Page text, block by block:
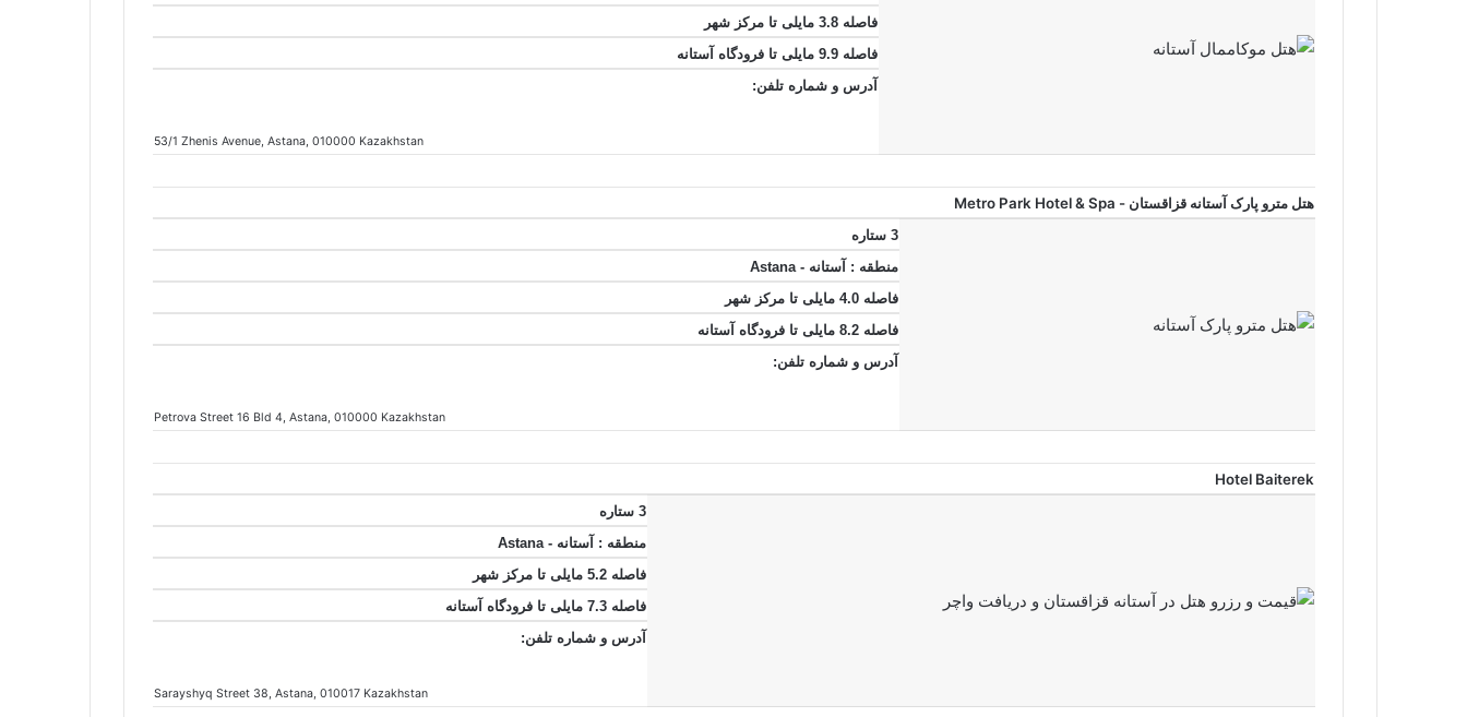
فاصله 3.8 مایلی تا مرکز شهر
فاصله 9.9 مایلی تا فرودگاه آستانه
آدرس و شماره تلفن:
53/1 Zhenis Avenue, Astana, 010000 Kazakhstan
هتل مترو پارک آستانه قزاقستان - Metro Park Hotel & Spa
3 ستاره
منطقه : آستانه - Astana
فاصله 4.0 مایلی تا مرکز شهر
فاصله 8.2 مایلی تا فرودگاه آستانه
آدرس و شماره تلفن:
Petrova Street 16 Bld 4, Astana, 010000 Kazakhstan
Hotel Baiterek
3 ستاره
منطقه : آستانه - Astana
فاصله 5.2 مایلی تا مرکز شهر
فاصله 7.3 مایلی تا فرودگاه آستانه
آدرس و شماره تلفن:
Sarayshyq Street 38, Astana, 010017Kazakhstan